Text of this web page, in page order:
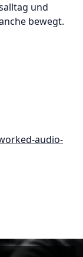
und
bewegt.
audio-